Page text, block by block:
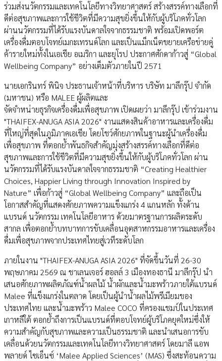
ร่วมส่งนวัตกรรมและเทคโนโลยีทางวิทยาศาสตร์ สร้างสรรค์ทางเลือกที่
ดีต่อสุขภาพและการใช้ชีวิตที่มีความสุขยิ่งขึ้นให้กับผู้บริโภคทั่วโลก
ผ่านนวัตกรรมที่ได้รับแรงบันดาลใจจากธรรมชาติ พร้อมเปิดพอร์ต
เครื่องดื่มตอบโจทย์เมกะเทรนด์โลก และเป็นแม็กเน็ตขยายเครือข่ายคู่
ค้ารายใหม่ทั้งในเอเชีย อเมริกา และยุโรป ประกาศศักดาก้าวสู่ “Global
Wellbeing Company” อย่างเต็มตัวภายในปี 2571
นายเอกรินทร์ พินิจ ประธานเจ้าหน้าที่บริหาร บริษัท มาลีกรุ๊ป จำกัด
(มหาชน) หรือ MALEE ผู้ผลิตและ
จัดจำหน่ายธุรกิจเครื่องดื่มเพื่อสุขภาพ เปิดเผยว่า มาลีกรุ๊ป เข้าร่วมงาน
"THAIFEX-ANUGA ASIA 2026" งานแสดงสินค้าอาหารและเครื่องดื่ม
ที่ใหญ่ที่สุดในภูมิภาคเอเชีย โดยโชว์ศักยภาพในฐานะผู้นำเครื่องดื่ม
เพื่อสุขภาพ ที่ตอกย้ำพันธกิจสำคัญมุ่งสร้างสรรค์ทางเลือกที่ดีต่อ
สุขภาพและการใช้ชีวิตที่มีความสุขยิ่งขึ้นให้กับผู้บริโภคทั่วโลก ผ่าน
นวัตกรรมที่ได้รับแรงบันดาลใจจากธรรมชาติ “Creating Healthier
Choices, Happier Living through Innovation Inspired by
Nature” เพื่อก้าวสู่ “Global Wellbeing Company” และถือเป็น
โอกาสสำคัญที่แสดงศักยภาพความแข็งแกร่ง 4 แกนหลัก ทั้งด้าน
แบรนด์ นวัตกรรม เทคโนโลยีอาหาร ด้วยมาตรฐานการผลิตระดับ
สากล เพื่อตอกย้ำบทบาทการขับเคลื่อนอุตสาหกรรมอาหารและเครื่อง
ดื่มเพื่อสุขภาพจากประเทศไทยสู่เวทีระดับโลก
ภายในงาน "THAIFEX-ANUGA ASIA 2026" ที่จัดขึ้นวันที่ 26-30
พฤษภาคม 2569 ณ ชาเลนเจอร์ ฮอลล์ 3 เมืองทองธานี มาลีกรุ๊ป นำ
เสนอศักยภาพผลิตภัณฑ์น้ำผลไม้ น้ำผักและน้ำมะพร้าวภายใต้แบรนด์
Malee ที่แข็งแกร่งในตลาด โดยเป็นผู้นำน้ำผลไม้พรีเมียมของ
ประเทศไทย และน้ำมะพร้าว Malee COCO ที่ครองแชมป์ในประเทศ
เกาหลีใต้ ตอกย้ำถึงการเป็นแบรนด์ที่ตอบโจทย์ผู้บริโภคยุคใหม่ซึ่งให้
ความสำคัญกับสุขภาพและความเป็นธรรมชาติ และนำเสนอการขับ
เคลื่อนด้วยนวัตกรรมและเทคโนโลยีทางวิทยาศาสตร์ โดยมาลี แอพ
พลายด์ ไซเอ็นซ์ ‘Malee Applied Sciences’ (MAS) ซึ่งสะท้อนความ